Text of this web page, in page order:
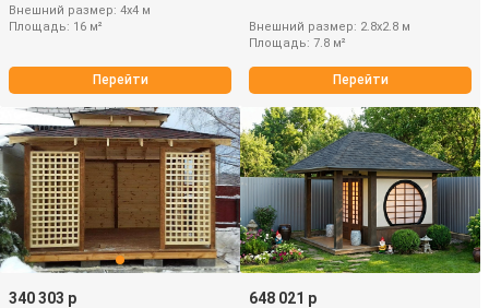
Внешний размер: 4х4 м
Площадь: 16 м²
Перейти
Внешний размер: 2.8х2.8 м
Площадь: 7.8 м²
Перейти
340 303 р 648 021 р